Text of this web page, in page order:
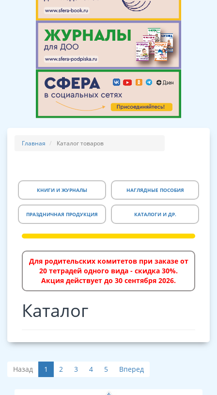
Главная Каталог товаров
КНИГИ И ЖУРНАЛЫ НАГЛЯДНЫЕ ПОСОБИЯ
ПРАЗДНИЧНАЯ ПРОДУКЦИЯ КАТАЛОГИ И ДР.
Для родительских комитетов при заказе от
20 тетрадей одного вида - скидка 30%.
Акция действует до 30 сентября 2026.
Каталог
Назад 1 2 3 4 5 Вперед